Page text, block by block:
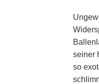
seiner
so